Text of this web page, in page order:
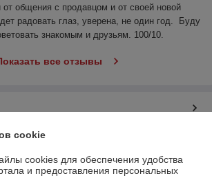
от общения с продавцом и от своей новой
радовать глаз, уверена, не один год.  Буду
знакомым и друзьям. 100/10.
все отзывы
cookie
cookies для обеспечения удобства
и предоставления персональных